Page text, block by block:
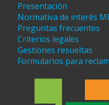
Presentación
Normativa de interés
Preguntas frecuentes
Criterios legales
Gestiones resueltas
Formularios para